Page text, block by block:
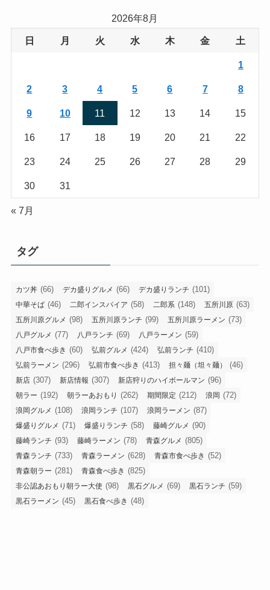
2026年8月
日 月 火 水 木 金 土
1
2 3 4 5 6 7 8
9 10 11 12 13 14 15
16 17 18 19 20 21 22
23 24 25 26 27 28 29
30 31
« 7月
タグ
カツ丼 (66) デカ盛りグルメ (66) デカ盛りランチ (101)
中華そば (46) 二郎インスパイア (58) 二郎系 (148) 五所川原 (63)
五所川原グルメ (98) 五所川原ランチ (99) 五所川原ラーメン (73)
八戸グルメ (77) 八戸ランチ (69) 八戸ラーメン (59)
八戸市食べ歩き (60) 弘前グルメ (424) 弘前ランチ (410)
弘前ラーメン (296) 弘前市食べ歩き (413) 担々麺（坦々麺） (46)
新店 (307) 新店情報 (307) 新店狩りのハイボールマン (96)
朝ラー (192) 朝ラーあおもり (262) 期間限定 (212) 浪岡 (72)
浪岡グルメ (108) 浪岡ランチ (107) 浪岡ラーメン (87)
爆盛りグルメ (71) 爆盛りランチ (58) 藤崎グルメ (90)
藤崎ランチ (93) 藤崎ラーメン (78) 青森グルメ (805)
青森ランチ (733) 青森ラーメン (628) 青森市食べ歩き (52)
青森朝ラー (281) 青森食べ歩き (825)
非公認あおもり朝ラー大使 (98) 黒石グルメ (69) 黒石ランチ (59)
黒石ラーメン (45) 黒石食べ歩き (48)